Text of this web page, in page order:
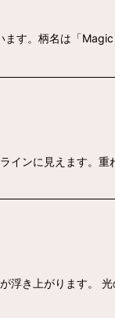
す。柄名は「
インに見えます。
浮き上がります。